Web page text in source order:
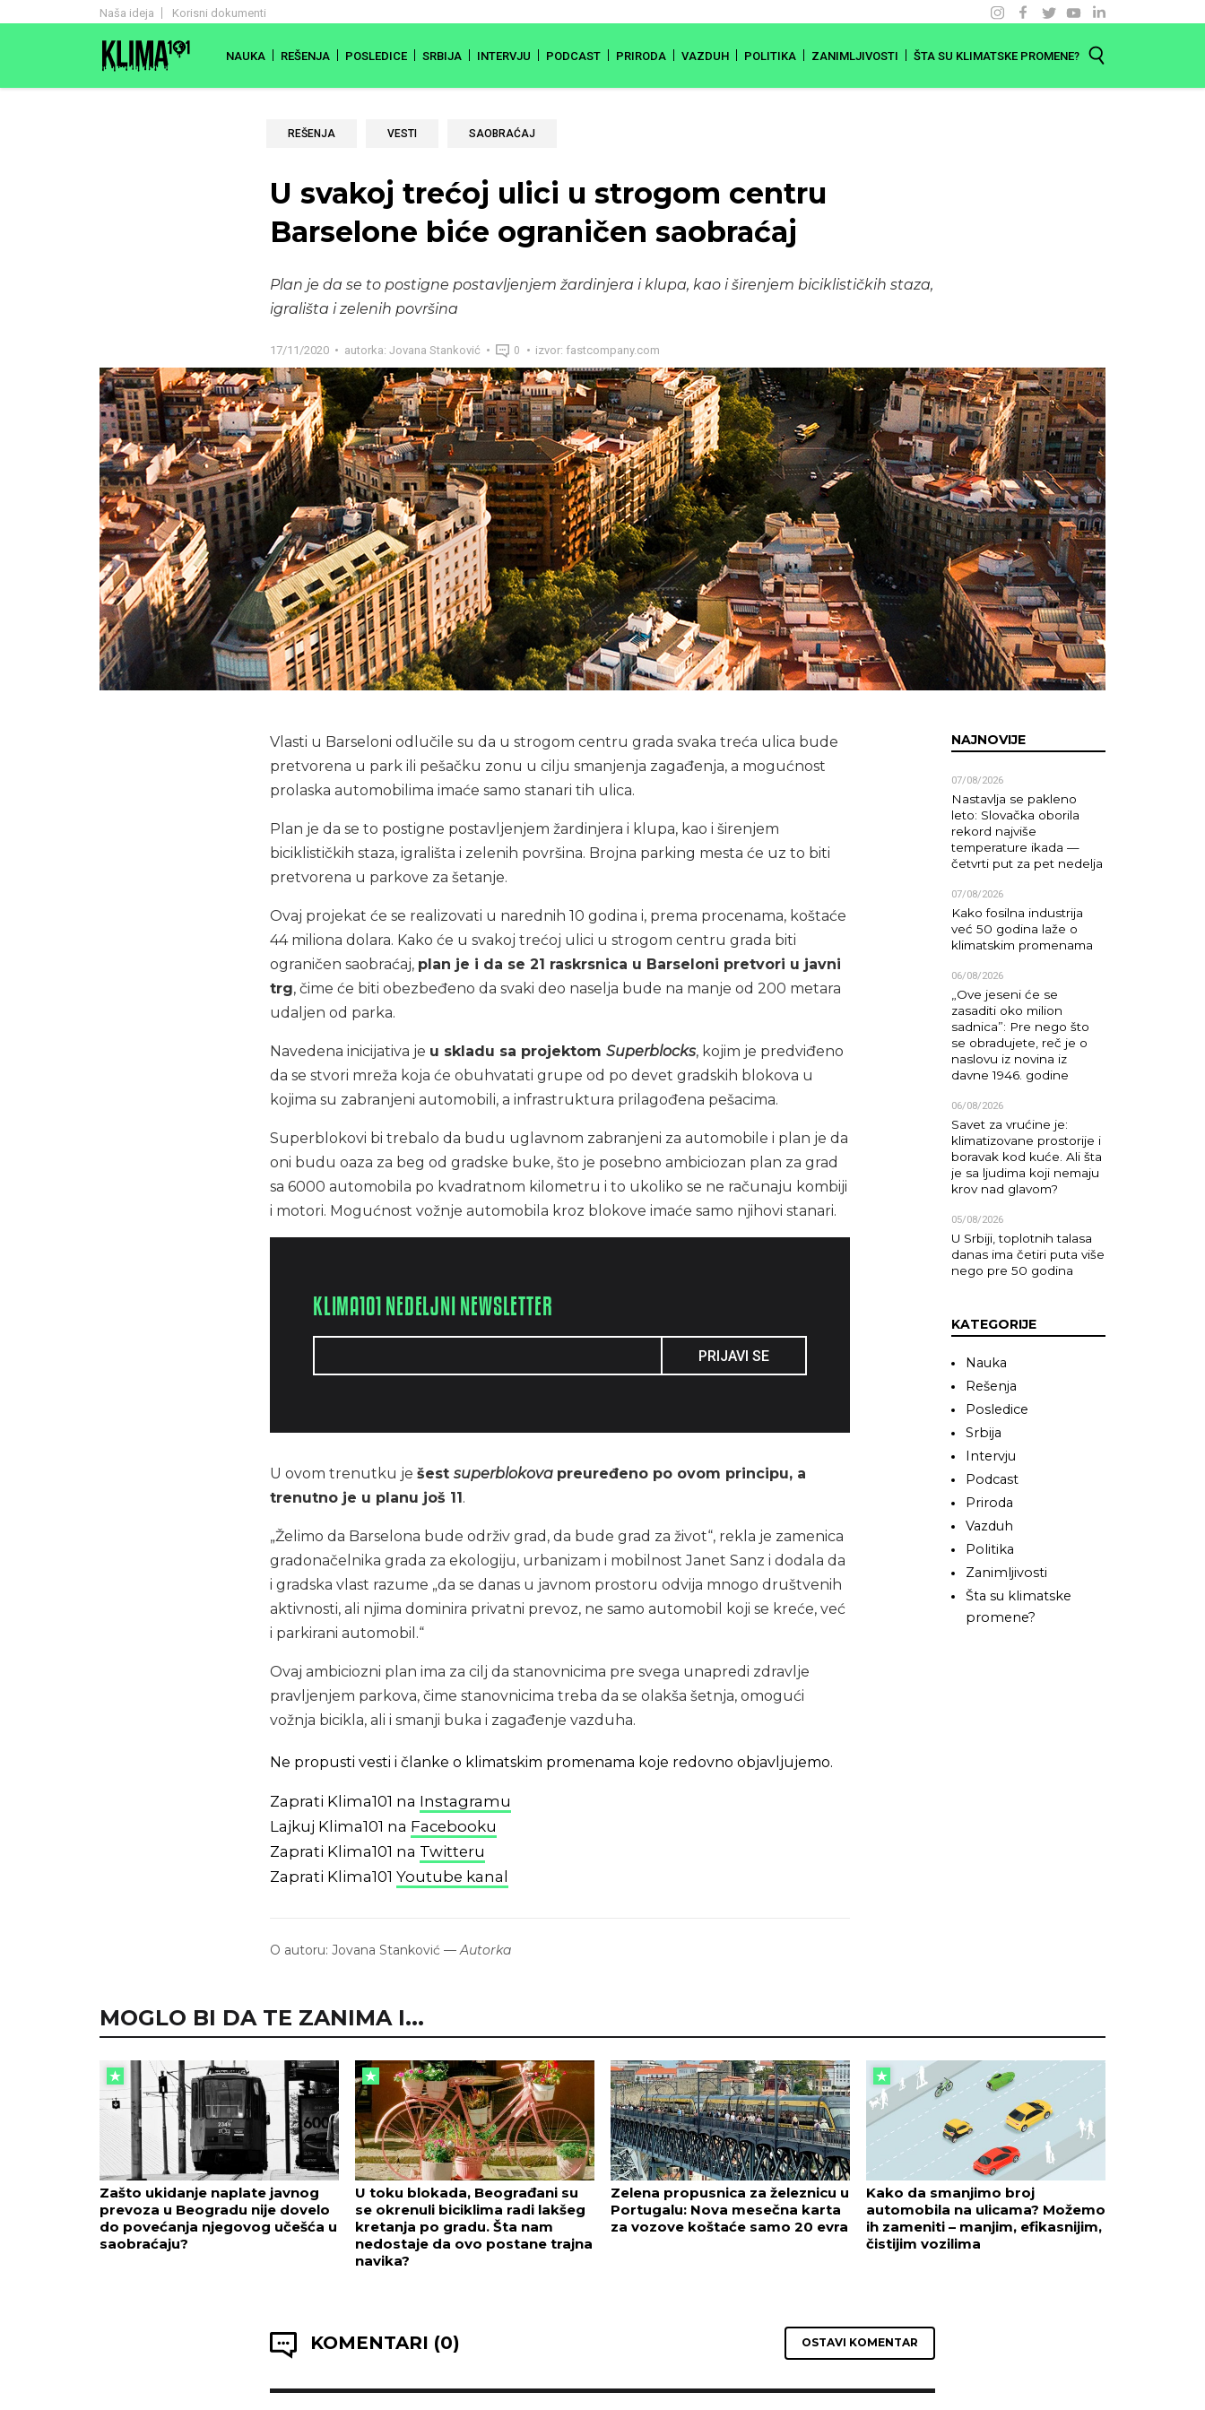
Naša ideja Korisni dokumenti
NAUKA REŠENJA POSLEDICE SRBIJA INTERVJU PODCAST PRIRODA VAZDUH POLITIKA ZANIMLJIVOSTI ŠTA SU KLIMATSKE PROMENE?
REŠENJA VESTI SAOBRAĆAJ
U svakoj trećoj ulici u strogom centru
Barselone biće ograničen saobraćaj
Plan je da se to postigne postavljenjem žardinjera i klupa, kao i širenjem biciklističkih staza,
igrališta i zelenih površina
17/11/2020 autorka: Jovana Stanković 0 izvor: fastcompany.com
Vlasti u Barseloni odlučile su da u strogom centru grada svaka treća ulica bude
pretvorena u park ili pešačku zonu u cilju smanjenja zagađenja, a mogućnost
prolaska automobilima imaće samo stanari tih ulica.
Plan je da se to postigne postavljenjem žardinjera i klupa, kao i širenjem
biciklističkih staza, igrališta i zelenih površina. Brojna parking mesta će uz to biti
pretvorena u parkove za šetanje.
Ovaj projekat će se realizovati u narednih 10 godina i, prema procenama, koštaće
44 miliona dolara. Kako će u svakoj trećoj ulici u strogom centru grada biti
ograničen saobraćaj, plan je i da se 21 raskrsnica u Barseloni pretvori u javni
trg, čime će biti obezbeđeno da svaki deo naselja bude na manje od 200 metara
udaljen od parka.
Navedena inicijativa je u skladu sa projektom Superblocks, kojim je predviđeno
da se stvori mreža koja će obuhvatati grupe od po devet gradskih blokova u
kojima su zabranjeni automobili, a infrastruktura prilagođena pešacima.
Superblokovi bi trebalo da budu uglavnom zabranjeni za automobile i plan je da
oni budu oaza za beg od gradske buke, što je posebno ambiciozan plan za grad
sa 6000 automobila po kvadratnom kilometru i to ukoliko se ne računaju kombiji
i motori. Mogućnost vožnje automobila kroz blokove imaće samo njihovi stanari.
KLIMA101 NEDELJNI NEWSLETTER
PRIJAVI SE
U ovom trenutku je šest superblokova preuređeno po ovom principu, a
trenutno je u planu još 11.
„Želimo da Barselona bude održiv grad, da bude grad za život“, rekla je zamenica
gradonačelnika grada za ekologiju, urbanizam i mobilnost Janet Sanz i dodala da
i gradska vlast razume „da se danas u javnom prostoru odvija mnogo društvenih
aktivnosti, ali njima dominira privatni prevoz, ne samo automobil koji se kreće, već
i parkirani automobil.“
Ovaj ambiciozni plan ima za cilj da stanovnicima pre svega unapredi zdravlje
pravljenjem parkova, čime stanovnicima treba da se olakša šetnja, omogući
vožnja bicikla, ali i smanji buka i zagađenje vazduha.
Ne propusti vesti i članke o klimatskim promenama koje redovno objavljujemo.
Zaprati Klima101 na Instagramu
Lajkuj Klima101 na Facebooku
Zaprati Klima101 na Twitteru
Zaprati Klima101 Youtube kanal
O autoru: Jovana Stanković —Autorka
NAJNOVIJE
07/08/2026
Nastavlja se pakleno
leto: Slovačka oborila
rekord najviše
temperature ikada —
četvrti put za pet nedelja
07/08/2026
Kako fosilna industrija
već 50 godina laže o
klimatskim promenama
06/08/2026
„Ove jeseni će se
zasaditi oko milion
sadnica”: Pre nego što
se obradujete, reč je o
naslovu iz novina iz
davne 1946. godine
06/08/2026
Savet za vrućine je:
klimatizovane prostorije i
boravak kod kuće. Ali šta
je sa ljudima koji nemaju
krov nad glavom?
05/08/2026
U Srbiji, toplotnih talasa
danas ima četiri puta više
nego pre 50 godina
KATEGORIJE
Nauka
Rešenja
Posledice
Srbija
Intervju
Podcast
Priroda
Vazduh
Politika
Zanimljivosti
Šta su klimatske
promene?
MOGLO BI DA TE ZANIMA I...
Zašto ukidanje naplate javnog
prevoza u Beogradu nije dovelo
do povećanja njegovog učešća u
saobraćaju?
U toku blokada, Beograđani su
se okrenuli biciklima radi lakšeg
kretanja po gradu. Šta nam
nedostaje da ovo postane trajna
navika?
Zelena propusnica za železnicu u
Portugalu: Nova mesečna karta
za vozove koštaće samo 20 evra
Kako da smanjimo broj
automobila na ulicama? Možemo
ih zameniti – manjim, efikasnijim,
čistijim vozilima
KOMENTARI (0) OSTAVI KOMENTAR